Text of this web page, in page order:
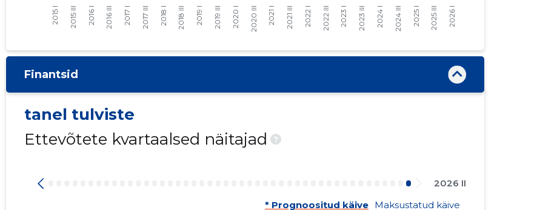
Finantsid
tanel tulviste
Ettevõtete kvartaalsed näitajad
?
2026 II
* Prognoositud käive Maksustatud käive